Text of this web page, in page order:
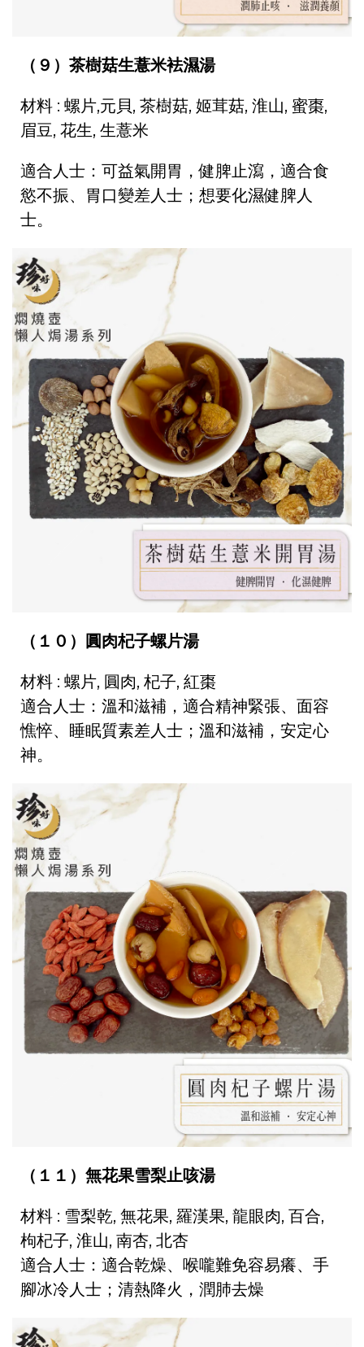
（９）茶樹菇生薏米袪濕湯
材料 : 螺片,元貝, 茶樹菇, 姬茸菇, 淮山, 蜜棗,
眉豆, 花生, 生薏米
適合人士：可益氣開胃，健脾止瀉，適合食
慾不振、胃口變差人士；想要化濕健脾人
士。
（１０）圓肉杞子螺片湯
材料 : 螺片, 圓肉, 杞子, 紅棗
適合人士：溫和滋補，適合精神緊張、面容
憔悴、睡眠質素差人士；溫和滋補，安定心
神。
（１１）無花果雪梨止咳湯
材料 : 雪梨乾, 無花果, 羅漢果, 龍眼肉, 百合,
枸杞子, 淮山, 南杏, 北杏
適合人士：適合乾燥、喉嚨難免容易癢、手
腳冰冷人士；清熱降火，潤肺去燥